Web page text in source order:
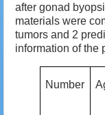
after gonad
materials were
tumors and 2
information of the
Number